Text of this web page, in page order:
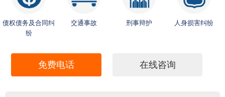
债权债务及合同纠
纷
交通事故 刑事辩护 人身损害纠纷
免费电话 在线咨询